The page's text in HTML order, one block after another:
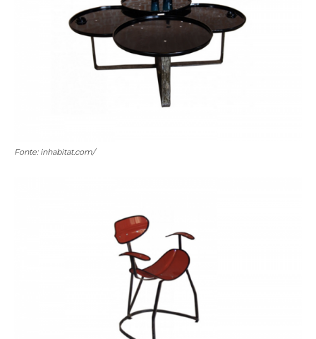
Fonte: inhabitat.com/